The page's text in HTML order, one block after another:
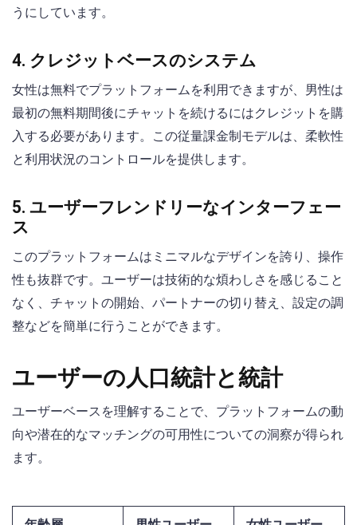
うにしています。
4. クレジットベースのシステム
女性は無料でプラットフォームを利用できますが、男性は
最初の無料期間後にチャットを続けるにはクレジットを購
入する必要があります。この従量課金制モデルは、柔軟性
と利用状況のコントロールを提供します。
5. ユーザーフレンドリーなインターフェー
ス
このプラットフォームはミニマルなデザインを誇り、操作
性も抜群です。ユーザーは技術的な煩わしさを感じること
なく、チャットの開始、パートナーの切り替え、設定の調
整などを簡単に行うことができます。
ユーザーの人口統計と統計
ユーザーベースを理解することで、プラットフォームの動
向や潜在的なマッチングの可用性についての洞察が得られ
ます。